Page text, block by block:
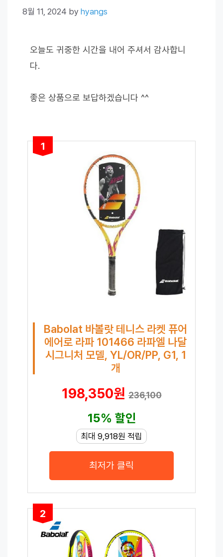
8월 11, 2024 by hyangs
오늘도 귀중한 시간을 내어 주셔서 감사합니
다.
좋은 상품으로 보답하겠습니다 ^^
1
Babolat 바볼랏 테니스 라켓 퓨어
에어로 라파 101466 라파엘 나달
시그니처 모델, YL/OR/PP, G1, 1
개
198,350원236,100
15% 할인
최대 9,918원 적립
최저가 클릭
2